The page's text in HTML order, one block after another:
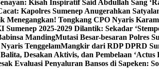
Kisah Inspiratif Said Abdullah Sang
Kapolres Sumenep Anugerahkan
Menegangkan! Tongkang CPO Nyaris
Sumenep 2025-2029 Dilantik: Sekadar
MandingMutasi Besar-besaran Polres
TenggelamMangkir dari RDP DPRD
Desakan Aktivis, dan Pembelaan ‘Actus
Evaluasi Penyaluran Bansos di Sapeken: